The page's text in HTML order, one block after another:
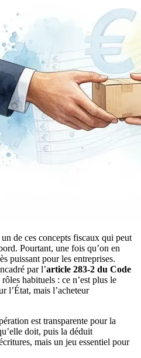
de ces concepts fiscaux qui peut
Pourtant, une fois qu’on en
puissant pour les entreprises.
par l’article 283-2 du Code
habituels : ce n’est plus le
l’État, mais l’acheteur
est transparente pour la
doit, puis la déduit
mais un jeu essentiel pour